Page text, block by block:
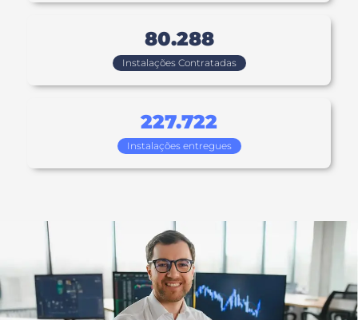
80.288
Instalações Contratadas
227.722
Instalações entregues